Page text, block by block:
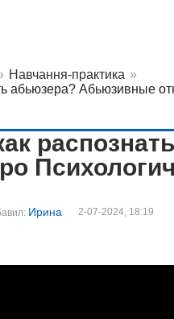
Навчання-практика »
абьюзера? Абьюзивные
Ирина 2-07-2024, 18:19